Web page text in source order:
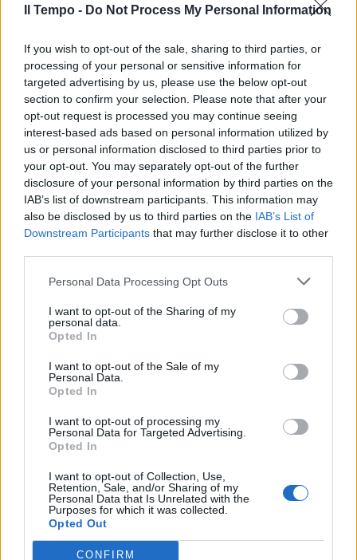
Il Tempo - Do Not Process My Personal Information
If you wish to opt-out of the sale, sharing to third parties, or
processing of your personal or sensitive information for
targeted advertising by us, please use the below opt-out
section to confirm your selection. Please note that after your
opt-out request is processed you may continue seeing
interest-based ads based on personal information utilized by
us or personal information disclosed to third parties prior to
your opt-out. You may separately opt-out of the further
disclosure of your personal information by third parties on the
IAB’s list of downstream participants. This information may
also be disclosed by us to third parties on the IAB’s List of
Downstream Participants that may further disclose it to other
Personal Data Processing Opt Outs
I want to opt-out of the Sharing of my
personal data.
Opted In
I want to opt-out of the Sale of my
Personal Data.
Opted In
I want to opt-out of processing my
Personal Data for Targeted Advertising.
Opted In
I want to opt-out of Collection, Use,
Retention, Sale, and/or Sharing of my
Personal Data that Is Unrelated with the
Purposes for which it was collected.
Opted Out
CONFIRM